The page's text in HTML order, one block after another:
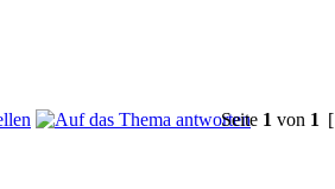
Seite 1 von 1